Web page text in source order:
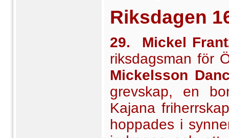
Riksdagen
29. Mickel
riksdags­man för
Mickelsson
grevskap, en
Kajana
hoppades i